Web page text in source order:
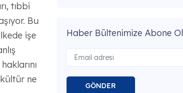
tıbbi
Bu
işe
ne
Haber Bültenimize Abone Ol
GÖNDER